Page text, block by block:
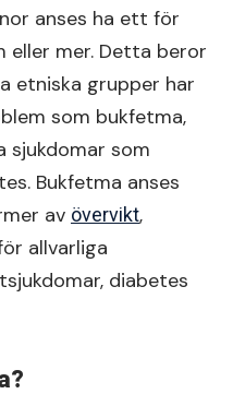
anses ha ett för
mer. Detta beror
etniska grupper har
som bukfetma,
sjukdomar som
Bukfetma anses
av övervikt,
allvarliga
diabetes